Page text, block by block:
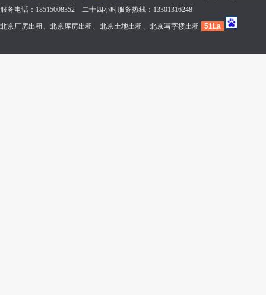
服务电话：18515008352 二十四小时服务热线：13301316248
北京厂房出租、北京库房出租、北京土地出租、北京写字楼出租
51La